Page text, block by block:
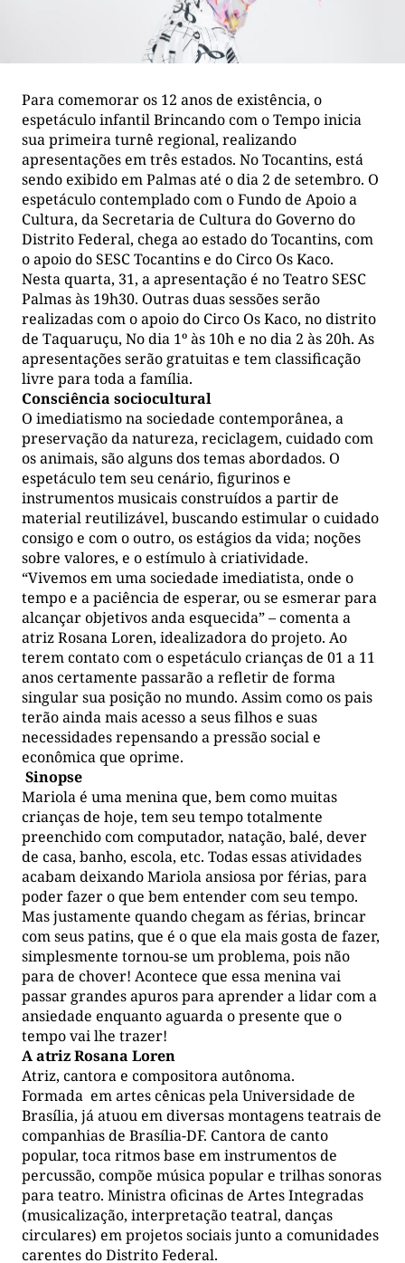
Para comemorar os 12 anos de existência, o
espetáculo infantil Brincando com o Tempo inicia
sua primeira turnê regional, realizando
apresentações em três estados. No Tocantins, está
sendo exibido em Palmas até o dia 2 de setembro. O
espetáculo contemplado com o Fundo de Apoio a
Cultura, da Secretaria de Cultura do Governo do
Distrito Federal, chega ao estado do Tocantins, com
o apoio do SESC Tocantins e do Circo Os Kaco.
Nesta quarta, 31, a apresentação é no Teatro SESC
Palmas às 19h30. Outras duas sessões serão
realizadas com o apoio do Circo Os Kaco, no distrito
de Taquaruçu, No dia 1º às 10h e no dia 2 às 20h. As
apresentações serão gratuitas e tem classificação
livre para toda a família.
Consciência sociocultural
O imediatismo na sociedade contemporânea, a
preservação da natureza, reciclagem, cuidado com
os animais, são alguns dos temas abordados. O
espetáculo tem seu cenário, figurinos e
instrumentos musicais construídos a partir de
material reutilizável, buscando estimular o cuidado
consigo e com o outro, os estágios da vida; noções
sobre valores, e o estímulo à criatividade.
“Vivemos em uma sociedade imediatista, onde o
tempo e a paciência de esperar, ou se esmerar para
alcançar objetivos anda esquecida” – comenta a
atriz Rosana Loren, idealizadora do projeto. Ao
terem contato com o espetáculo crianças de 01 a 11
anos certamente passarão a refletir de forma
singular sua posição no mundo. Assim como os pais
terão ainda mais acesso a seus filhos e suas
necessidades repensando a pressão social e
econômica que oprime.
Sinopse
Mariola é uma menina que, bem como muitas
crianças de hoje, tem seu tempo totalmente
preenchido com computador, natação, balé, dever
de casa, banho, escola, etc. Todas essas atividades
acabam deixando Mariola ansiosa por férias, para
poder fazer o que bem entender com seu tempo.
Mas justamente quando chegam as férias, brincar
com seus patins, que é o que ela mais gosta de fazer,
simplesmente tornou-se um problema, pois não
para de chover! Acontece que essa menina vai
passar grandes apuros para aprender a lidar com a
ansiedade enquanto aguarda o presente que o
tempo vai lhe trazer!
A atriz Rosana Loren
Atriz, cantora e compositora autônoma.
Formada em artes cênicas pela Universidade de
Brasília, já atuou em diversas montagens teatrais de
companhias de Brasília-DF. Cantora de canto
popular, toca ritmos base em instrumentos de
percussão, compõe música popular e trilhas sonoras
para teatro. Ministra oficinas de Artes Integradas
(musicalização, interpretação teatral, danças
circulares) em projetos sociais junto a comunidades
carentes do Distrito Federal.